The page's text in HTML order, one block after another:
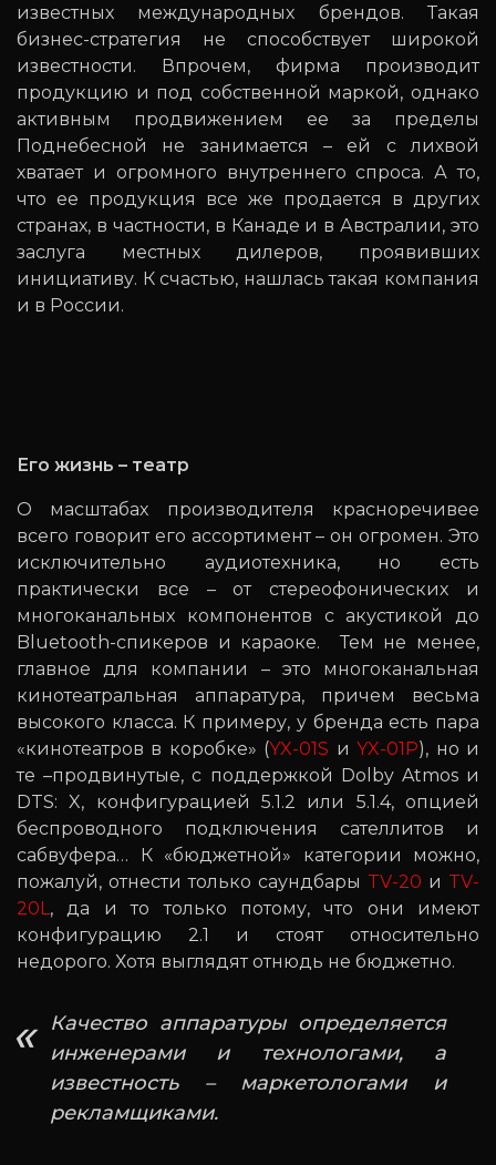
известных международных брендов. Такая
бизнес-стратегия не способствует широкой
известности. Впрочем, фирма производит
продукцию и под собственной маркой, однако
активным продвижением ее за пределы
Поднебесной не занимается – ей с лихвой
хватает и огромного внутреннего спроса. А то,
что ее продукция все же продается в других
странах, в частности, в Канаде и в Австралии, это
заслуга местных дилеров, проявивших
инициативу. К счастью, нашлась такая компания
и в России.
Его жизнь – театр
О масштабах производителя красноречивее
всего говорит его ассортимент – он огромен. Это
исключительно аудиотехника, но есть
практически все – от стереофонических и
многоканальных компонентов с акустикой до
Bluetooth-спикеров и караоке. Тем не менее,
главное для компании – это многоканальная
кинотеатральная аппаратура, причем весьма
высокого класса. К примеру, у бренда есть пара
«кинотеатров в коробке» (YX-01S иYX-01P), но и
те –продвинутые, с поддержкой Dolby Atmos и
DTS: X, конфигурацией 5.1.2 или 5.1.4, опцией
беспроводного подключения сателлитов и
сабвуфера… К «бюджетной» категории можно,
пожалуй, отнести только саундбары TV-20 и TV-
20L , да и то только потому, что они имеют
конфигурацию 2.1 и стоят относительно
недорого. Хотя выглядят отнюдь не бюджетно.
Качество аппаратуры определяется
инженерами и технологами, а
известность – маркетологами и
рекламщиками.